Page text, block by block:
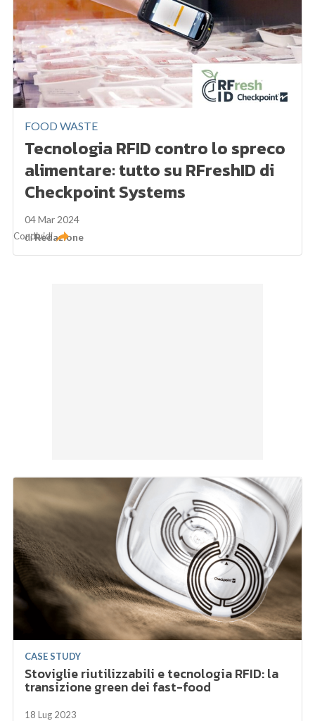
FOOD WASTE
Tecnologia RFID contro lo spreco
alimentare: tutto su RFreshID di
Checkpoint Systems
04 Mar 2024
diRedazione
Condividi
CASE STUDY
Stoviglie riutilizzabili e tecnologia RFID: la
transizione green dei fast-food
18 Lug 2023